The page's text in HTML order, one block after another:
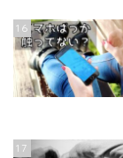
16
17